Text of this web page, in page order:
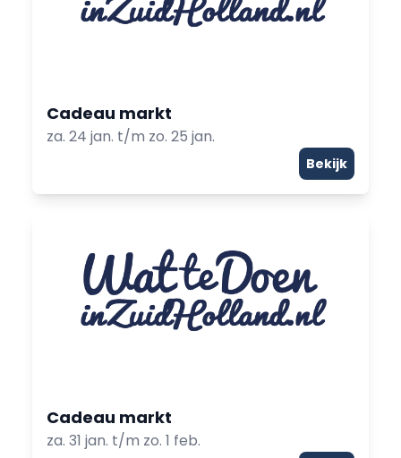
Cadeau markt
za. 24 jan. t/m zo. 25 jan.
Bekijk
Cadeau markt
za. 31 jan. t/m zo. 1 feb.